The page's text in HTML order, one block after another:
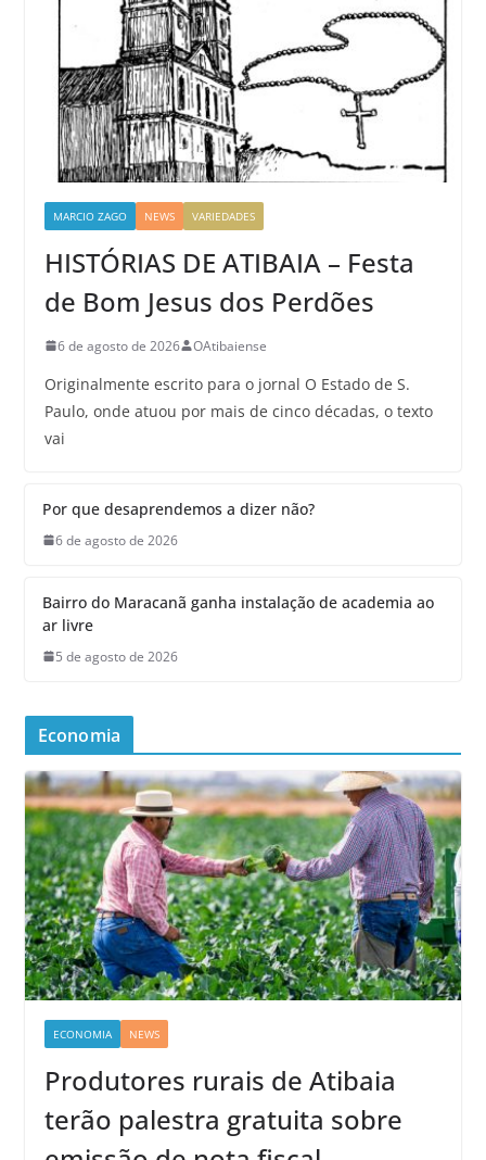
MARCIO ZAGO NEWS VARIEDADES
HISTÓRIAS DE ATIBAIA – Festa
de Bom Jesus dos Perdões
6 de agosto de 2026 OAtibaiense
Originalmente escrito para o jornal O Estado de S.
Paulo, onde atuou por mais de cinco décadas, o texto
vai
Por que desaprendemos a dizer não?
6 de agosto de 2026
Bairro do Maracanã ganha instalação de academia ao
ar livre
5 de agosto de 2026
Economia
ECONOMIA NEWS
Produtores rurais de Atibaia
terão palestra gratuita sobre